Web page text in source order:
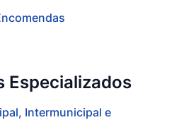
Especializados
Intermunicipal e